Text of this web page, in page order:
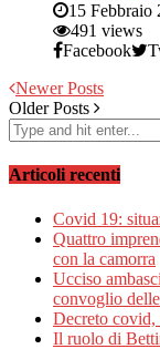
15 Febbraio
491 views
Facebook
Newer Posts
Older Posts
Articoli recenti
Covid 19:
Quattro
con la camorra
Ucciso
convoglio
Decreto covid,
Il ruolo di